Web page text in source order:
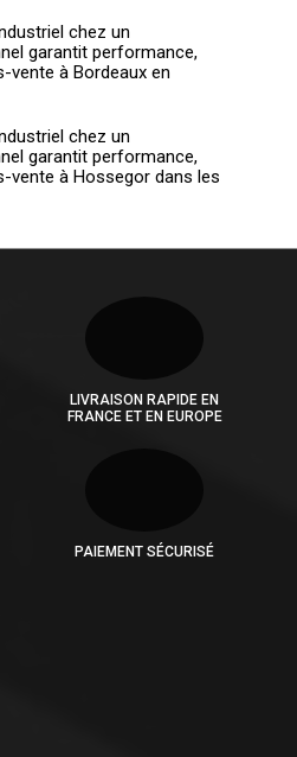
chez un
garantit performance,
vente à Bordeaux en
chez un
garantit performance,
vente à Hossegor dans les
LIVRAISON RAPIDE EN
FRANCE ET EN EUROPE
PAIEMENT SÉCURISÉ